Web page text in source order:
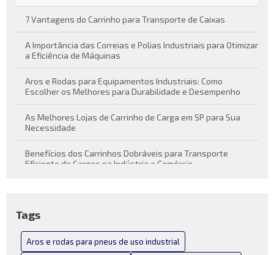
7 Vantagens do Carrinho para Transporte de Caixas
A Importância das Correias e Polias Industriais para Otimizar
a Eficiência de Máquinas
Aros e Rodas para Equipamentos Industriais: Como
Escolher os Melhores para Durabilidade e Desempenho
As Melhores Lojas de Carrinho de Carga em SP para Sua
Necessidade
Benefícios dos Carrinhos Dobráveis para Transporte
Eficiente de Cargas na Indústria e Comércio
Tags
Aros e rodas para pneus de uso industrial